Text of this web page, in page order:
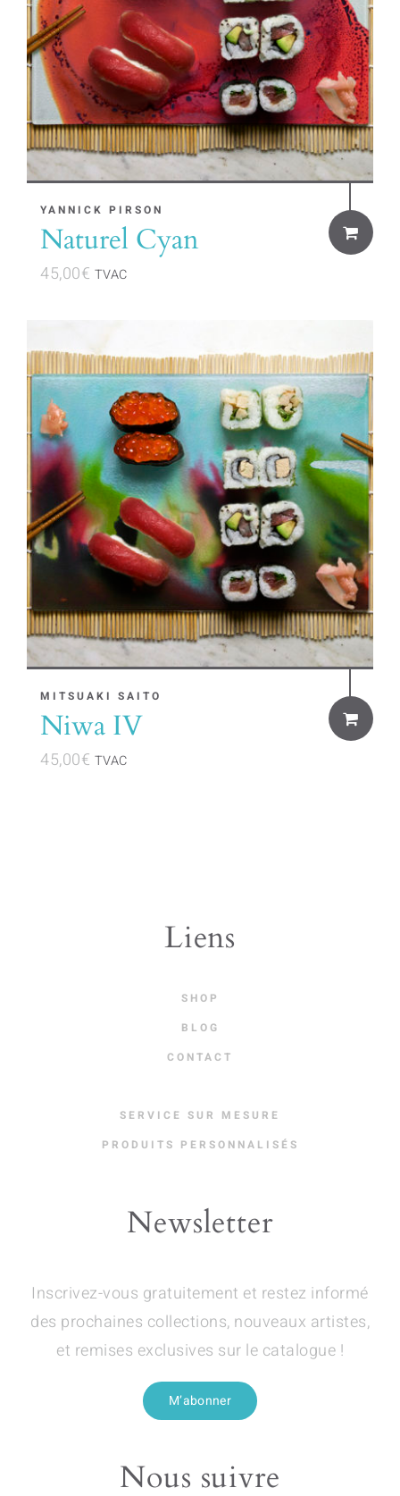
YANNICK PIRSON
Naturel Cyan
45,00€ TVAC
MITSUAKI SAITO
Niwa IV
45,00€ TVAC
Liens
SHOP
BLOG
CONTACT
SERVICE SUR MESURE
PRODUITS PERSONNALISÉS
Newsletter
Inscrivez-vous gratuitement et restez informé
des prochaines collections, nouveaux artistes,
et remises exclusives sur le catalogue !
M’abonner
Nous suivre